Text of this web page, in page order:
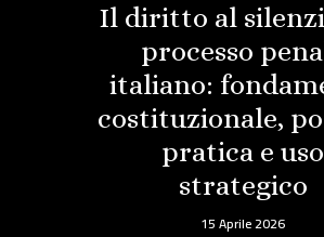
Il diritto al
processo
italiano:
costituzionale,
pratica e uso
strategico
15 Aprile 2026